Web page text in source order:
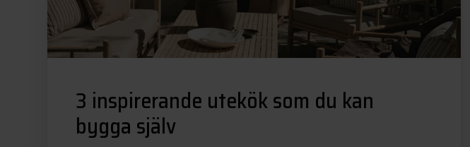
3 inspirerande utekök som du kan
bygga själv